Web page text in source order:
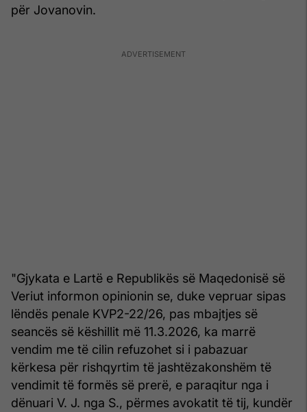
për Jovanovin.
"Gjykata e Lartë e Republikës së Maqedonisë së
Veriut informon opinionin se, duke vepruar sipas
lëndës penale KVP2-22/26, pas mbajtjes së
seancës së këshillit më 11.3.2026, ka marrë
vendim me të cilin refuzohet si i pabazuar
kërkesa për rishqyrtim të jashtëzakonshëm të
vendimit të formës së prerë, e paraqitur nga i
dënuari V. J. nga S., përmes avokatit të tij, kundër